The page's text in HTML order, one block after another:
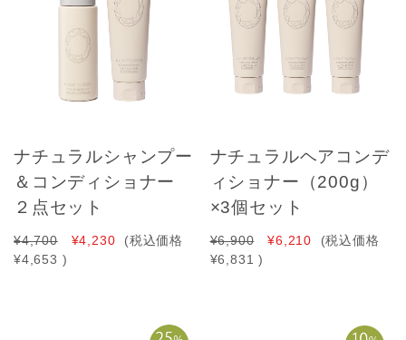
ナチュラルシャンプー
＆コンディショナー
２点セット
¥4,700 ¥4,230
(税込価格
¥4,653 )
ナチュラルヘアコンデ
ィショナー（200g）
×3個セット
¥6,900 ¥6,210
(税込価格
¥6,831 )